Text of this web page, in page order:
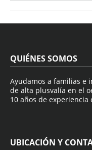
QUIÉNES SOMOS
Ayudamos a familias e
de alta plusvalía en el
10 años de
UBICACIÓN Y